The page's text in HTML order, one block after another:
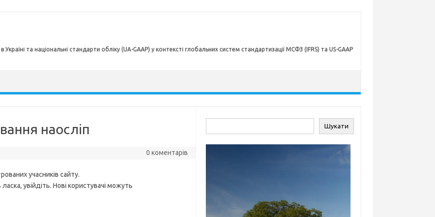
та національні стандарти обліку (UA-GAAP) у контексті глобальних систем стандартизації МСФЗ (IFRS) та US-GAAP
наосліп
0 коментарів
учасників сайту.
увійдіть. Нові користувачі можуть
Шукати